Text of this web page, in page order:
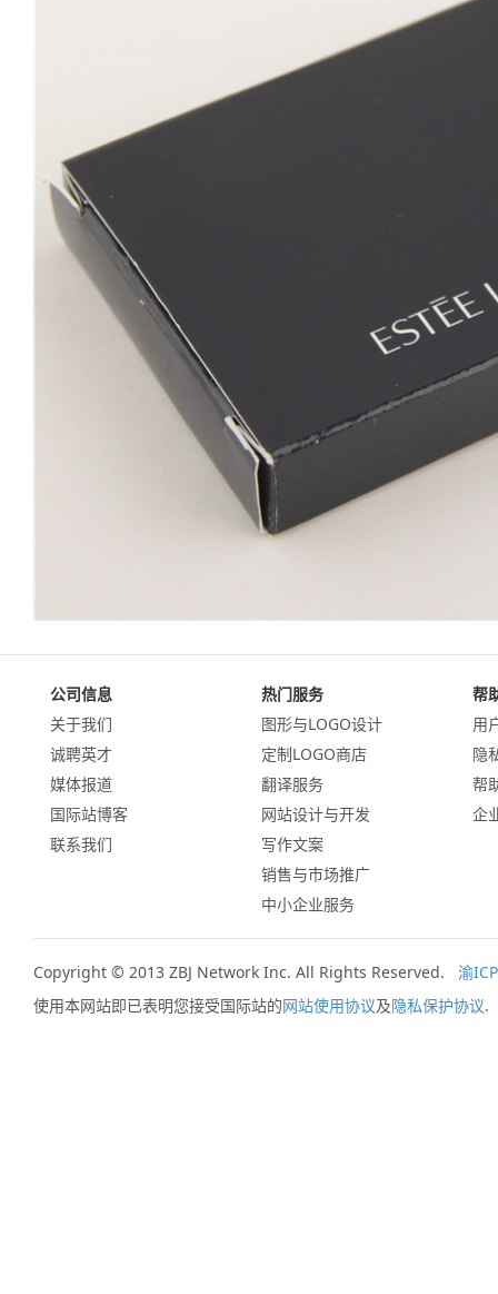
公司信息
关于我们
诚聘英才
媒体报道
国际站博客
联系我们
热门服务
图形与LOGO设计
定制LOGO商店
翻译服务
网站设计与开发
写作文案
销售与市场推广
中小企业服务
帮
用
隐
帮
企
Copyright © 2013 ZBJ Network Inc. All Rights Reserved. 渝
使用本网站即已表明您接受国际站的网站使用协议及隐私保护协议.